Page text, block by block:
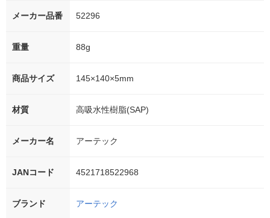
メーカー品番 52296
重量 88g
商品サイズ 145×140×5mm
材質 高吸水性樹脂(SAP)
メーカー名 アーテック
JANコード 4521718522968
ブランド アーテック